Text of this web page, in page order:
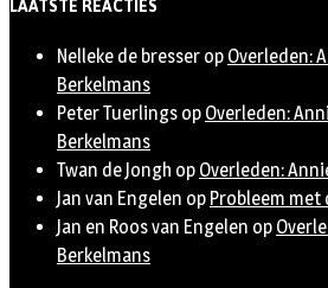
LAATSTE REACTIES
Nelleke de bresser op Overleden:
Berkelmans
Peter Tuerlings op Overleden:
Berkelmans
Twan de Jongh op Overleden:
Jan van Engelen op Probleem met
Jan en Roos van Engelen op
Berkelmans